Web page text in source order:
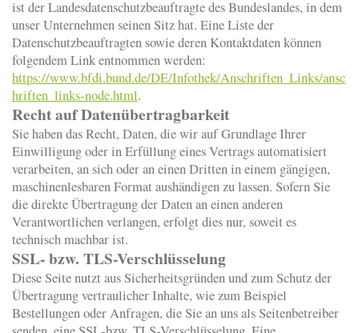
ist der Landesdatenschutzbeauftragte des Bundeslandes, in dem
unser Unternehmen seinen Sitz hat. Eine Liste der
Datenschutzbeauftragten sowie deren Kontaktdaten können
folgendem Link entnommen werden:
https://www.bfdi.bund.de/DE/Infothek/Anschriften_Links/ansc
hriften_links-node.html.
Recht auf Datenübertragbarkeit
Sie haben das Recht, Daten, die wir auf Grundlage Ihrer
Einwilligung oder in Erfüllung eines Vertrags automatisiert
verarbeiten, an sich oder an einen Dritten in einem gängigen,
maschinenlesbaren Format aushändigen zu lassen. Sofern Sie
die direkte Übertragung der Daten an einen anderen
Verantwortlichen verlangen, erfolgt dies nur, soweit es
technisch machbar ist.
SSL- bzw. TLS-Verschlüsselung
Diese Seite nutzt aus Sicherheitsgründen und zum Schutz der
Übertragung vertraulicher Inhalte, wie zum Beispiel
Bestellungen oder Anfragen, die Sie an uns als Seitenbetreiber